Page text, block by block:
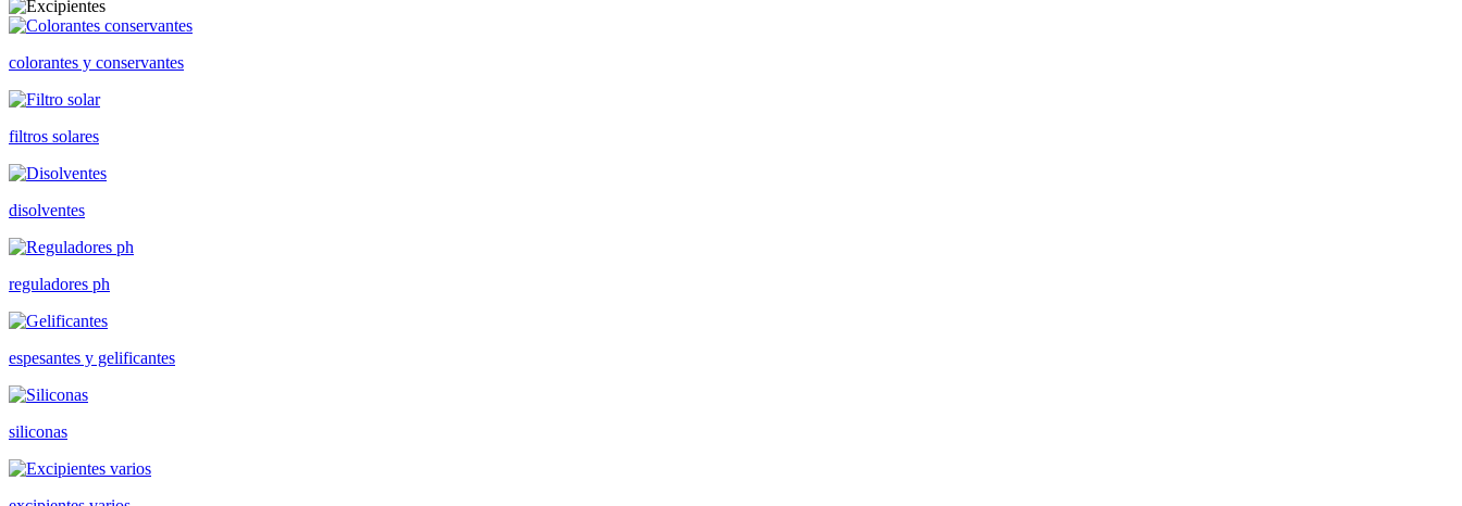
colorantes y conservantes
filtros solares
disolventes
reguladores ph
espesantes y gelificantes
siliconas